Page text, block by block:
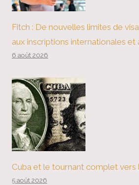
Fitch : De nouvelles limites de
aux inscriptions internationales et
6 août 2026
Cuba et le tournant complet vers
5 août 2026